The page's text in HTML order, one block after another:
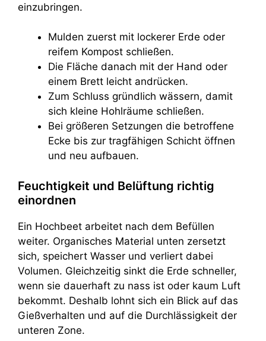
einzubringen.
Mulden zuerst mit lockerer Erde oder
reifem Kompost schließen.
Die Fläche danach mit der Hand oder
einem Brett leicht andrücken.
Zum Schluss gründlich wässern, damit
sich kleine Hohlräume schließen.
Bei größeren Setzungen die betroffene
Ecke bis zur tragfähigen Schicht öffnen
und neu aufbauen.
Feuchtigkeit und Belüftung richtig
einordnen
Ein Hochbeet arbeitet nach dem Befüllen
weiter. Organisches Material unten zersetzt
sich, speichert Wasser und verliert dabei
Volumen. Gleichzeitig sinkt die Erde schneller,
wenn sie dauerhaft zu nass ist oder kaum Luft
bekommt. Deshalb lohnt sich ein Blick auf das
Gießverhalten und auf die Durchlässigkeit der
unteren Zone.